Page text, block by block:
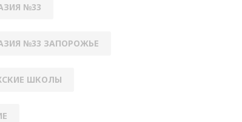
№33
№33 ЗАПОРОЖЬЕ
ШКОЛЫ